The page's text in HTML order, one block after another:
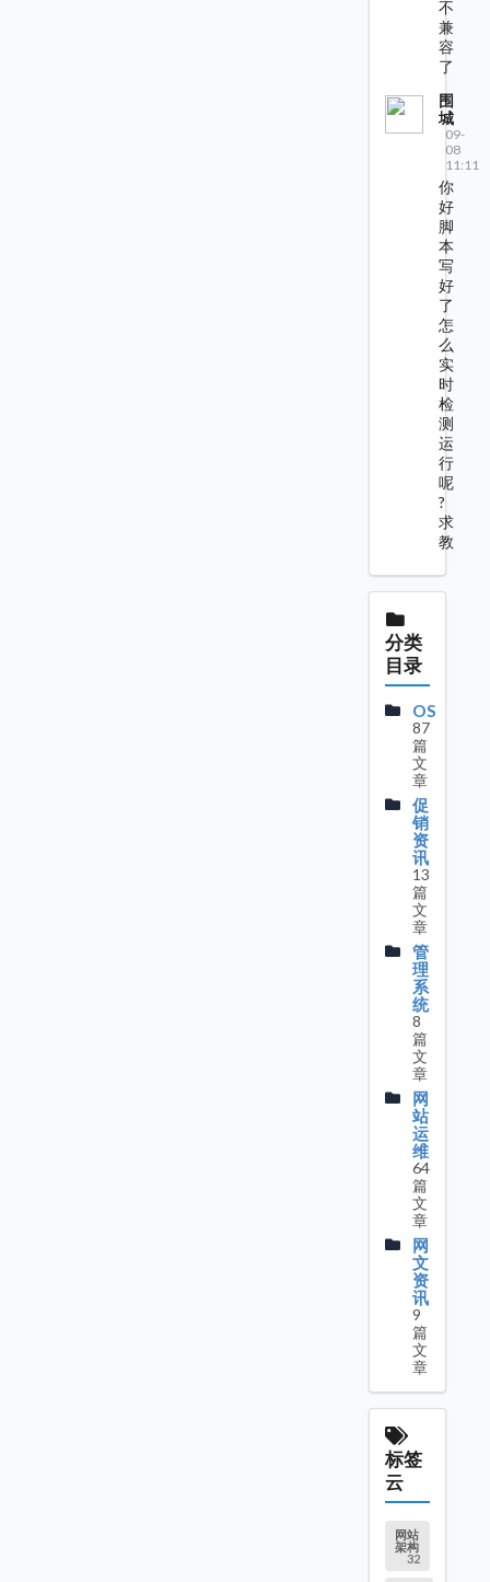
不
兼
容
了
围
城
09-
08
11:11
你
好
脚
本
写
好
了
怎
么
实
时
检
测
运
行
呢
?
求
教
分类
目录
OS
87
篇
文
章
促
销
资
讯
13
篇
文
章
管
理
系
统
8
篇
文
章
网
站
运
维
64
篇
文
章
网
文
资
讯
9
篇
文
章
标签
云
网站
架构
32